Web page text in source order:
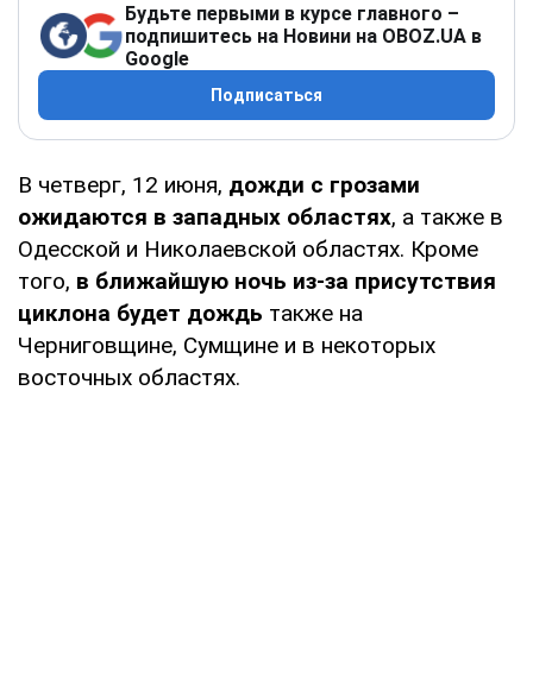
Будьте первыми в курсе главного –
подпишитесь на Новини на OBOZ.UA в
Google
Подписаться
В четверг, 12 июня, дожди с грозами
ожидаются в западных областях, а также в
Одесской и Николаевской областях. Кроме
того, в ближайшую ночь из-за присутствия
циклона будет дождь также на
Черниговщине, Сумщине и в некоторых
восточных областях.